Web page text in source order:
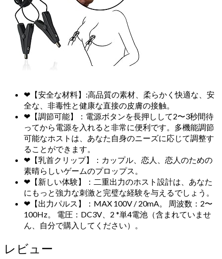
❤【安全な材料】:高品質の素材、柔らかく快適な、安
全な、非毒性と健康な直接の皮膚の接触。
❤【調節可能】：電源ボタンを長押しして2〜3秒間待
ってから電源を入れると非常に便利です。多機能調節
可能なホストは、あなた自身のニーズに応じて調整す
ることができます。
❤【乳首クリップ】：カップル、恋人、恋人のための
素晴らしいゲームのプロップス。
❤【新しい体験】：二重出力のホスト設計は、あなた
にもっと強力な刺激と完璧な経験を与えるでしょう。
❤【出力パルス】：MAX 100V / 20mA。 周波数：2〜
100Hz。 電圧：DC3V、2 *単4電池（含まれていませ
ん、自分で購入してください）。
レビュー